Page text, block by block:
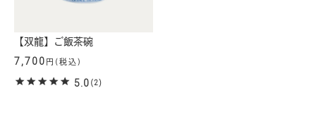
【双龍】ご飯茶碗
7,700 円(税込)
5.0 (2)